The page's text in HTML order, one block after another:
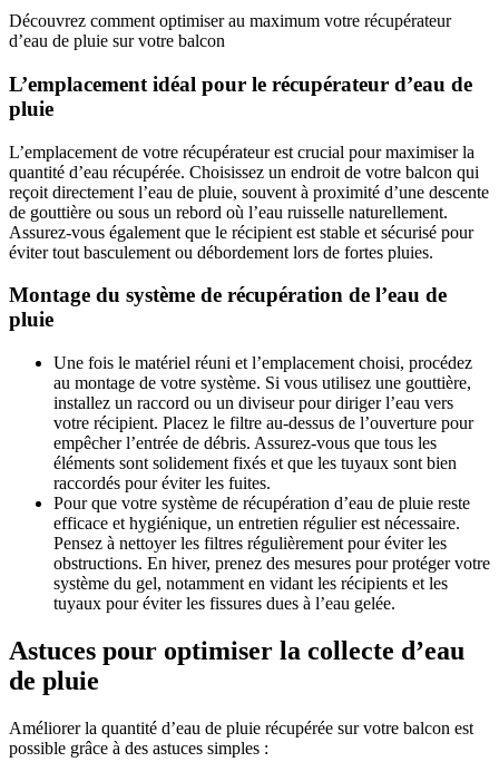
Découvrez comment optimiser au maximum votre récupérateur
d’eau de pluie sur votre balcon
L’emplacement idéal pour le récupérateur d’eau de
pluie
L’emplacement de votre récupérateur est crucial pour maximiser la
quantité d’eau récupérée. Choisissez un endroit de votre balcon qui
reçoit directement l’eau de pluie, souvent à proximité d’une descente
de gouttière ou sous un rebord où l’eau ruisselle naturellement.
Assurez-vous également que le récipient est stable et sécurisé pour
éviter tout basculement ou débordement lors de fortes pluies.
Montage du système de récupération de l’eau de
pluie
Une fois le matériel réuni et l’emplacement choisi, procédez
au montage de votre système. Si vous utilisez une gouttière,
installez un raccord ou un diviseur pour diriger l’eau vers
votre récipient. Placez le filtre au-dessus de l’ouverture pour
empêcher l’entrée de débris. Assurez-vous que tous les
éléments sont solidement fixés et que les tuyaux sont bien
raccordés pour éviter les fuites.
Pour que votre système de récupération d’eau de pluie reste
efficace et hygiénique, un entretien régulier est nécessaire.
Pensez à nettoyer les filtres régulièrement pour éviter les
obstructions. En hiver, prenez des mesures pour protéger votre
système du gel, notamment en vidant les récipients et les
tuyaux pour éviter les fissures dues à l’eau gelée.
Astuces pour optimiser la collecte d’eau
de pluie
Améliorer la quantité d’eau de pluie récupérée sur votre balcon est
possible grâce à des astuces simples :